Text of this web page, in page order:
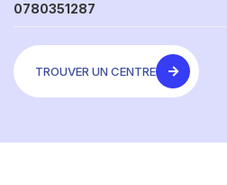
0780351287
TROUVER UN CENTRE